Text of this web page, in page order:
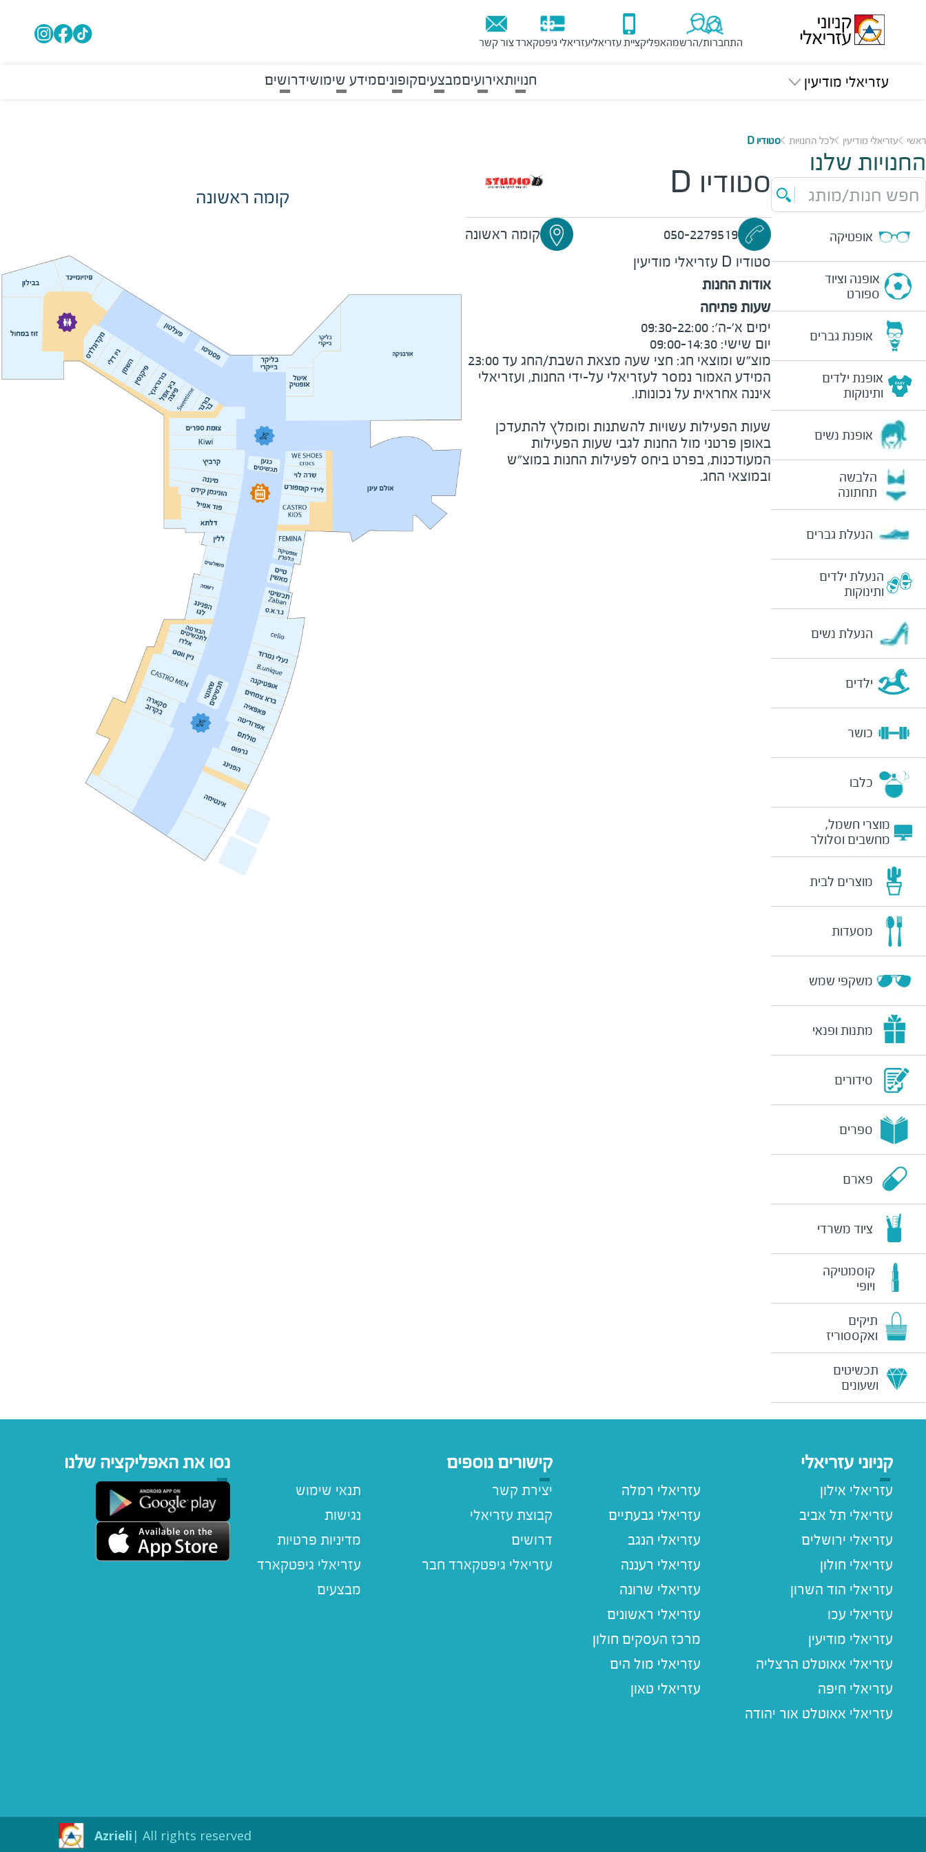
התחברות/הרשמהאפליקציית עזריאליעזריאלי גיפטקארדצור קשר
עזריאלי מודיעין חנויותאירועיםמבצעיםקופוניםמידע שימושידרושים
ראשי עזריאלי מודיעין לכל החנויות סטודיו D
החנויות שלנו
חפש חנות/מותג
אופטיקה
אופנה וציוד
ספורט
אופנת גברים
אופנת ילדים
ותינוקות
אופנת נשים
הלבשה
תחתונה
הנעלת גברים
הנעלת ילדים
ותינוקות
הנעלת נשים
ילדים
כושר
כלבו
מוצרי חשמל,
מחשבים וסלולר
מוצרים לבית
מסעדות
משקפי שמש
מתנות ופנאי
סידורים
ספרים
פארם
ציוד משרדי
קוסמטיקה
ויופי
תיקים
ואקססוריז
תכשיטים
ושעונים
סטודיו D
050-2279519
קומה ראשונה
סטודיו D
עזריאלי מודיעין
אודות החנות
שעות פתיחה
מוצ"ש ומוצאי חג: חצי שעה מצאת השבת/החג עד 23:00
המידע האמור נמסר לעזריאלי על-ידי החנות, ועזריאלי
שעות הפעילות עשויות להשתנות ומומלץ להתעדכן
באופן פרטני מול החנות לגבי שעות הפעילות
המעודכנות, בפרט ביחס לפעילות החנות במוצ"ש
ובמוצאי החג.
קניוני עזריאלי
עזריאלי אילון
עזריאלי תל אביב
עזריאלי ירושלים
עזריאלי חולון
עזריאלי הוד השרון
עזריאלי עכו
עזריאלי מודיעין
עזריאלי אאוטלט הרצליה
עזריאלי חיפה
עזריאלי אאוטלט אור יהודה
עזריאלי רמלה
עזריאלי גבעתיים
עזריאלי הנגב
עזריאלי רעננה
עזריאלי שרונה
עזריאלי ראשונים
מרכז העסקים חולון
עזריאלי מול הים
עזריאלי טאון
קישורים נוספים
תנאי שימוש
נגישות
מדיניות פרטיות
עזריאלי גיפטקארד
מבצעים
יצירת קשר
קבוצת עזריאלי
דרושים
נסו את האפליקציה שלנו
All rights reserved |
Azrieli